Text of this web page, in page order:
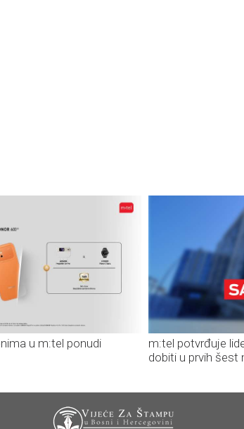
u m:tel ponudi
m:tel potvrđuje
dobiti u prvih šest